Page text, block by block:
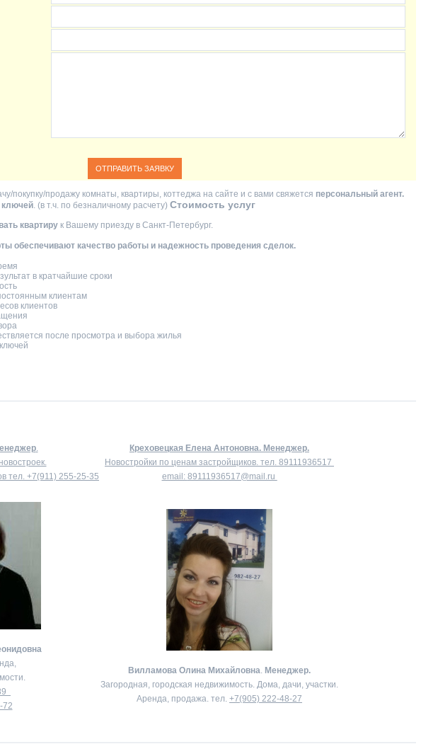
покупку/продажу комнаты, квартиры, коттеджа на сайте и с вами свяжется персональный агент.
ключей. (в т.ч. по безналичному расчету) Стоимость услуг
квартиру к Вашему приезду в Санкт-Петербург.
обеспечивают качество работы и надежность проведения сделок.
в кратчайшие сроки
клиентам
клиентов
после просмотра и выбора жилья
.
тел. +7(911) 255-25-35
Креховецкая Елена Антоновна. Менеджер.
Новостройки по ценам застройщиков. тел. 89111936517
email: 89111936517@mail.ru
72
Вилламова Олина Михайловна. Менеджер.
Загородная, городская недвижимость. Дома, дачи, участки.
Аренда, продажа. тел. +7(905) 222-48-27